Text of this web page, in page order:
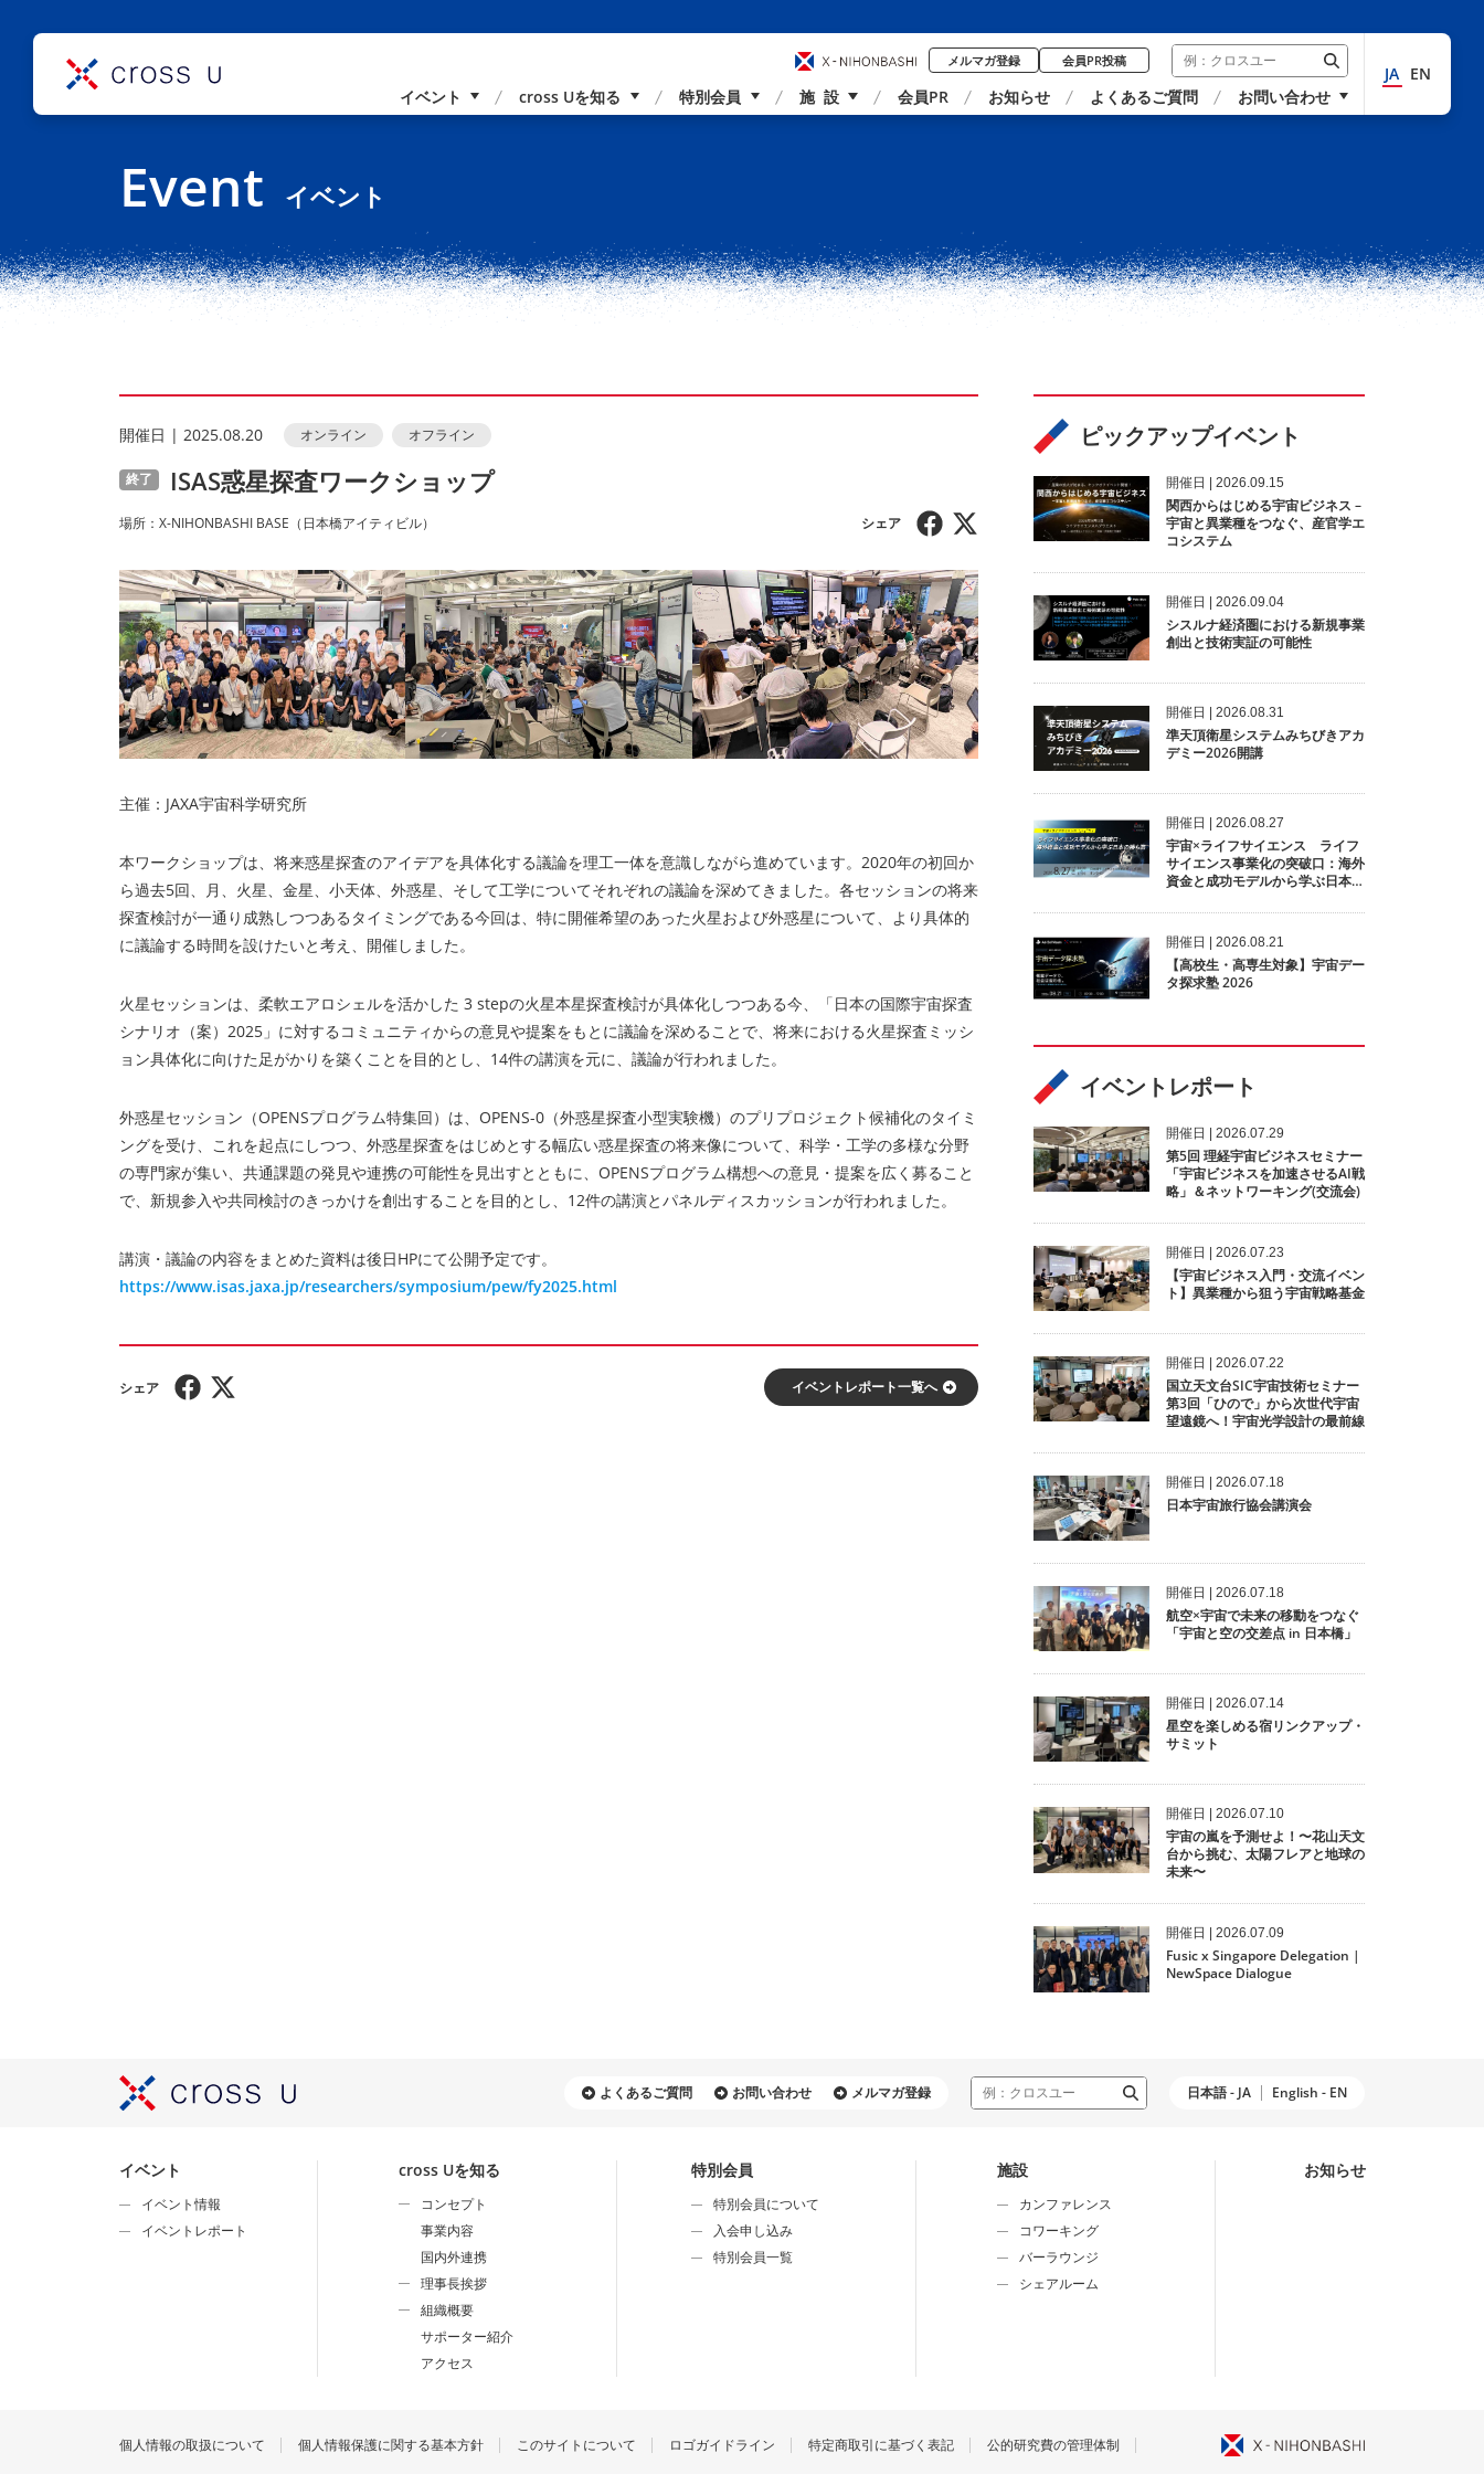
メルマガ登録 会員PR投稿
イベント
cross Uを知る
特別会員 施 設 会員PR お知らせ よくあるご質問 お問い合わせ
JA EN
Event イベント
開催⽇ | 2025.08.20 オンライン オフライン
終了 ISAS惑星探査ワークショップ
場所：X-NIHONBASHI BASE（⽇本橋アイティビル）
主催：JAXA宇宙科学研究所
本ワークショップは、将来惑星探査のアイデアを具体化する議論を理工一体を意識しながら進めています。2020年の初回か
ら過去5回、月、火星、金星、小天体、外惑星、そして工学についてそれぞれの議論を深めてきました。各セッションの将来
探査検討が一通り成熟しつつあるタイミングである今回は、特に開催希望のあった火星および外惑星について、より具体的
に議論する時間を設けたいと考え、開催しました。
火星セッションは、柔軟エアロシェルを活かした 3 stepの火星本星探査検討が具体化しつつある今、「日本の国際宇宙探査
シナリオ（案）2025」に対するコミュニティからの意見や提案をもとに議論を深めることで、将来における火星探査ミッシ
ョン具体化に向けた足がかりを築くことを目的とし、14件の講演を元に、議論が行われました。
外惑星セッション（OPENSプログラム特集回）は、OPENS-0（外惑星探査小型実験機）のプリプロジェクト候補化のタイミ
ングを受け、これを起点にしつつ、外惑星探査をはじめとする幅広い惑星探査の将来像について、科学・工学の多様な分野
の専門家が集い、共通課題の発見や連携の可能性を見出すとともに、OPENSプログラム構想への意見・提案を広く募ること
で、新規参入や共同検討のきっかけを創出することを目的とし、12件の講演とパネルディスカッションが行われました。
講演・議論の内容をまとめた資料は後日HPにて公開予定です。
https://www.isas.jaxa.jp/researchers/symposium/pew/fy2025.html
イベントレポート⼀覧へ
ピックアップイベント
開催⽇ | 2026.09.15
関西からはじめる宇宙ビジネス –
宇宙と異業種をつなぐ、産官学エ
コシステム
開催⽇ | 2026.09.04
シスルナ経済圏における新規事業
創出と技術実証の可能性
開催⽇ | 2026.08.31
準天頂衛星システムみちびきアカ
デミー2026開講
開催⽇ | 2026.08.27
宇宙×ライフサイエンス ライフ
サイエンス事業化の突破口：海外
資金と成功モデルから学ぶ日本の
開催⽇ | 2026.08.21
【高校生・高専生対象】宇宙デー
タ探求塾 2026
イベントレポート
開催⽇ | 2026.07.29
第5回 理経宇宙ビジネスセミナー
「宇宙ビジネスを加速させるAI戦
略」＆ネットワーキング(交流会)
開催⽇ | 2026.07.23
【宇宙ビジネス入門・交流イベン
ト】異業種から狙う宇宙戦略基金
開催⽇ | 2026.07.22
国立天文台SIC宇宙技術セミナー
第3回「ひので」から次世代宇宙
望遠鏡へ！宇宙光学設計の最前線
開催⽇ | 2026.07.18
日本宇宙旅行協会講演会
開催⽇ | 2026.07.18
航空×宇宙で未来の移動をつなぐ
「宇宙と空の交差点 in 日本橋」
開催⽇ | 2026.07.14
星空を楽しめる宿リンクアップ・
サミット
開催⽇ | 2026.07.10
宇宙の嵐を予測せよ！〜花山天文
台から挑む、太陽フレアと地球の
未来〜
開催⽇ | 2026.07.09
Fusic x Singapore Delegation |
NewSpace Dialogue
よくあるご質問 お問い合わせ メルマガ登録 日本語 - JA English - EN
イベント
イベント情報
イベントレポート
cross Uを知る
コンセプト
事業内容
国内外連携
理事長挨拶
組織概要
サポーター紹介
アクセス
特別会員
特別会員について
⼊会申し込み
特別会員⼀覧
施設
カンファレンス
コワーキング
バーラウンジ
シェアルーム
お知らせ
個人情報の取扱について 個人情報保護に関する基本方針 このサイトについて ロゴガイドライン 特定商取引に基づく表記 公的研究費の管理体制